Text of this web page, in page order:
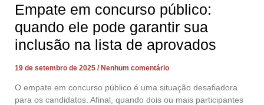
Empate em concurso público:
quando ele pode garantir sua
inclusão na lista de aprovados
19 de setembro de 2025 Nenhum comentário
O empate em concurso público é uma situação desafiadora
para os candidatos. Afinal, quando dois ou mais participantes